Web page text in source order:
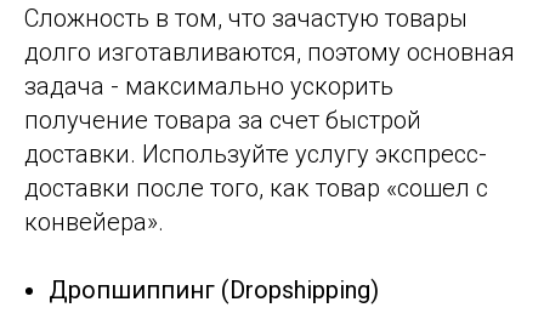
Сложность в том, что зачастую товары
долго изготавливаются, поэтому основная
задача - максимально ускорить
получение товара за счет быстрой
доставки. Используйте услугу экспресс-
доставки после того, как товар «сошел с
конвейера».
Дропшиппинг (Dropshipping)